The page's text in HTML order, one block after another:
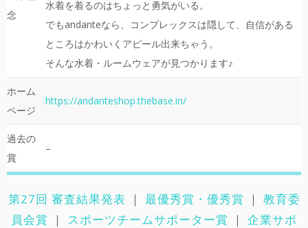
念
水着を着るのはちょっと勇気がいる。
でもandanteなら、コンプレックスは隠して、自信がある
と ころはかわいくアピール出来ちゃう。
そんな水着・ルームウェアが見つかります♪
ホーム
ページ
https://andanteshop.thebase.in/
過去の
賞
–
第27回 審査結果発表 ｜ 最優秀賞・優秀賞 ｜ 教育委
員会賞 ｜ スポーツチームサポーター賞 ｜ 企業サポ